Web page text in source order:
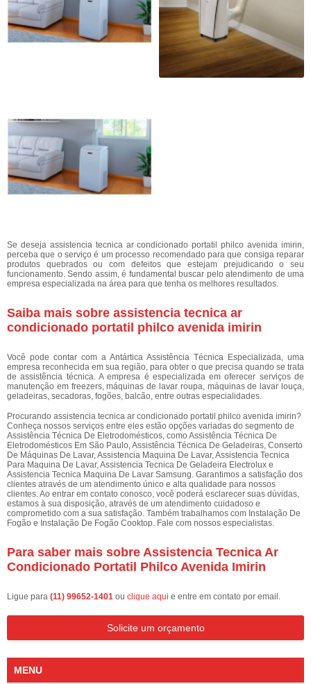
Se deseja assistencia tecnica ar condicionado portatil philco avenida imirin,
perceba que o serviço é um processo recomendado para que consiga reparar
produtos quebrados ou com defeitos que estejam prejudicando o seu
funcionamento. Sendo assim, é fundamental buscar pelo atendimento de uma
empresa especializada na área para que tenha os melhores resultados.
Saiba mais sobre assistencia tecnica ar
condicionado portatil philco avenida imirin
Você pode contar com a Antártica Assistência Técnica Especializada, uma
empresa reconhecida em sua região, para obter o que precisa quando se trata
de assistência técnica. A empresa é especializada em oferecer serviços de
manutenção em freezers, máquinas de lavar roupa, máquinas de lavar louça,
geladeiras, secadoras, fogões, balcão, entre outras especialidades.
Procurando assistencia tecnica ar condicionado portatil philco avenida imirin?
Conheça nossos serviços entre eles estão opções variadas do segmento de
Assistência Técnica De Eletrodomésticos, como Assistência Técnica De
Eletrodomésticos Em São Paulo, Assistência Técnica De Geladeiras, Conserto
De Máquinas De Lavar, Assistencia Maquina De Lavar, Assistencia Tecnica
Para Maquina De Lavar, Assistencia Tecnica De Geladeira Electrolux e
Assistencia Tecnica Maquina De Lavar Samsung. Garantimos a satisfação dos
clientes através de um atendimento único e alta qualidade para nossos
clientes. Ao entrar em contato conosco, você poderá esclarecer suas dúvidas,
estamos à sua disposição, através de um atendimento cuidadoso e
comprometido com a sua satisfação. Também trabalhamos com Instalação De
Fogão e Instalação De Fogão Cooktop. Fale com nossos especialistas.
Para saber mais sobre Assistencia Tecnica Ar
Condicionado Portatil Philco Avenida Imirin
Ligue para (11) 99652-1401 ou clique aqui e entre em contato por email.
Solicite um orçamento
MENU